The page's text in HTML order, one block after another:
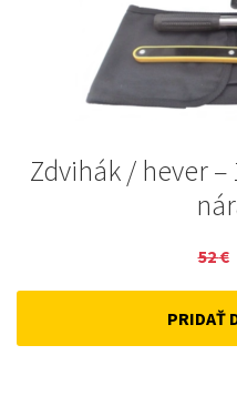
Zdvihák / hever
52€
PRIDAŤ